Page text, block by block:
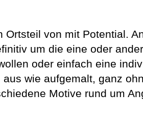
Ortsteil von mit Potential.
um die eine oder
oder einfach eine
wie aufgemalt, ganz
Motive rund um